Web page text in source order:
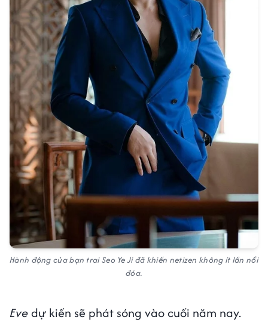
Hành động của bạn trai Seo Ye Ji đã khiến netizen không ít lần nổi
đóa.
Evedự kiến sẽ phát sóng vào cuối năm nay.